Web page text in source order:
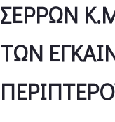
ΣΕΡΡΩΝ
ΤΩΝ